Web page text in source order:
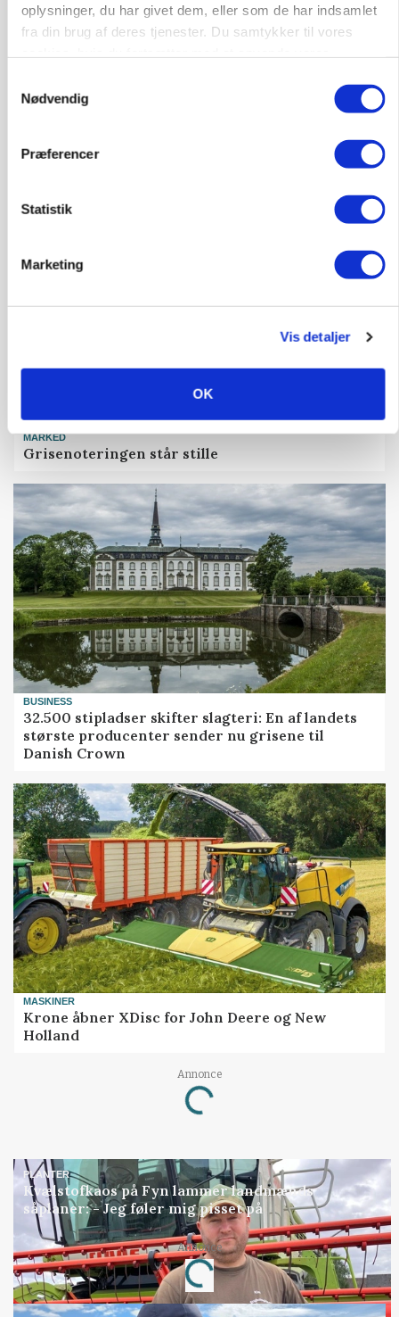
oplysninger, du har givet dem, eller som de har indsamlet
fra din brug af deres tjenester. Du samtykker til vores
Nødvendig
Præferencer
Statistik
Marketing
Vis detaljer
OK
MASKINER
Forserie til selvkørende skårlægger afprøves i år
ARRANGEMENT
MARKED
Grisenoteringen står stille
BUSINESS
32.500 stipladser skifter slagteri: En af landets
største producenter sender nu grisene til
Danish Crown
MASKINER
Krone åbner XDisc for John Deere og New
Holland
Annonce
Loading...
PLANTER
Kvælstofkaos på Fyn lammer landmænds
såplaner: - Jeg føler mig pisset på
Annonce
Loading...